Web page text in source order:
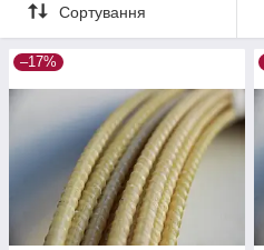
Сортування
–17%